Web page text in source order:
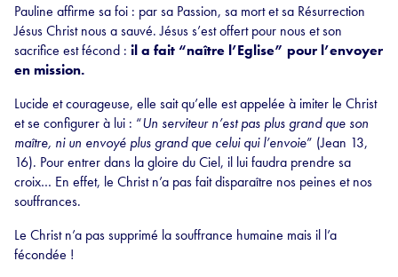
Pauline affirme sa foi : par sa Passion, sa mort et sa Résurrection
Jésus Christ nous a sauvé. Jésus s’est offert pour nous et son
sacrifice est fécond : il a fait “naître l’Eglise” pour l’envoyer
en mission.
Lucide et courageuse, elle sait qu’elle est appelée à imiter le Christ
et se configurer à lui : “Un serviteur n’est pas plus grand que son
maître, ni un envoyé plus grand que celui qui l’envoie” (Jean 13,
16). Pour entrer dans la gloire du Ciel, il lui faudra prendre sa
croix… En effet, le Christ n’a pas fait disparaître nos peines et nos
souffrances.
Le Christ n’a pas supprimé la souffrance humaine mais il l’a
fécondée !